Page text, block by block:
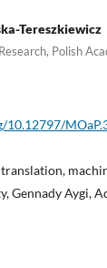
Tereszkiewicz
Polish
10.12797/
Gennady Aygi,